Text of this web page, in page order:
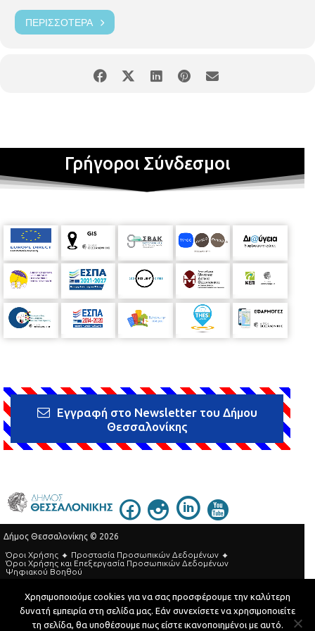
ΠΕΡΙΣΣΌΤΕΡΑ
Γρήγοροι Σύνδεσμοι
Εγγραφή στο Newsletter του Δήμου
Θεσσαλονίκης
Δήμος Θεσσαλονίκης © 2026
Όροι Χρήσης
Προστασία Προσωπικών Δεδομένων
Όροι Xρήσης και Eπεξεργασία Προσωπικών Δεδομένων
Ψηφιακού Βοηθού
Τηλεφωνικός Κατάλογος
Developed by MyCompany Projects
Χρησιμοποιούμε cookies για να σας προσφέρουμε την καλύτερη
δυνατή εμπειρία στη σελίδα μας. Εάν συνεχίσετε να χρησιμοποιείτε
τη σελίδα, θα υποθέσουμε πως είστε ικανοποιημένοι με αυτό.